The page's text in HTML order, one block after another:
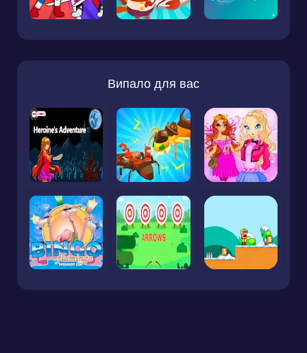
Випало для вас